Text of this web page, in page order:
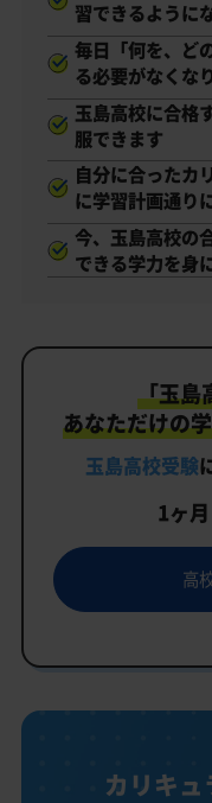
習できるように
毎日「何を、ど
る必要がなくな
玉島高校に合格
服できます
自分に合ったカ
に学習計画通り
今、玉島高校の
できる学力を身
「玉島
あなただけの
玉島高校受験
1ヶ月
高
カリキ